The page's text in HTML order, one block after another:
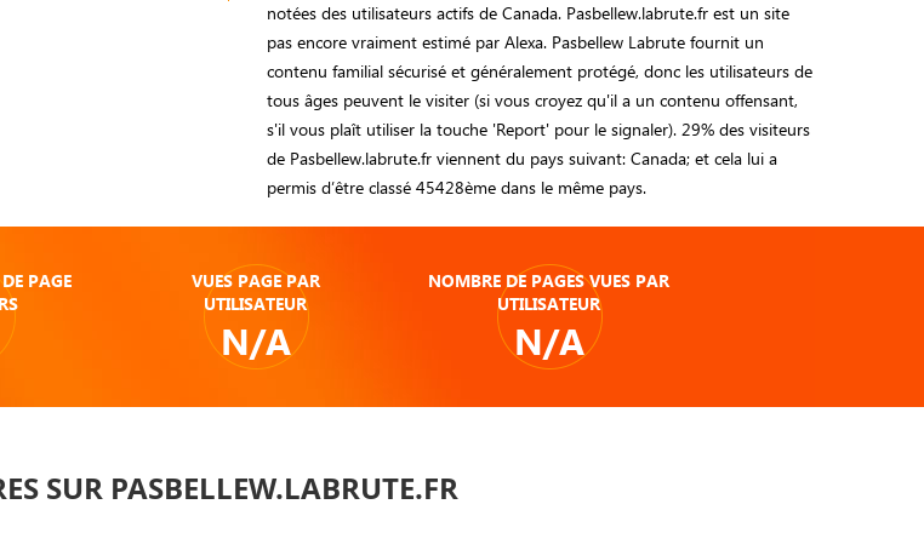
notées des utilisateurs actifs de Canada. Pasbellew.labrute.fr est un site
pas encore vraiment estimé par Alexa. Pasbellew Labrute fournit un
contenu familial sécurisé et généralement protégé, donc les utilisateurs de
tous âges peuvent le visiter (si vous croyez qu'il a un contenu offensant,
s'il vous plaît utiliser la touche 'Report' pour le signaler). 29% des visiteurs
de Pasbellew.labrute.fr viennent du pays suivant: Canada; et cela lui a
permis d’être classé 45428ème dans le même pays.
PAGE
VUES PAGE PAR
UTILISATEUR
N/A
NOMBRE DE PAGES VUES PAR
UTILISATEUR
N/A
SUR PASBELLEW.LABRUTE.FR